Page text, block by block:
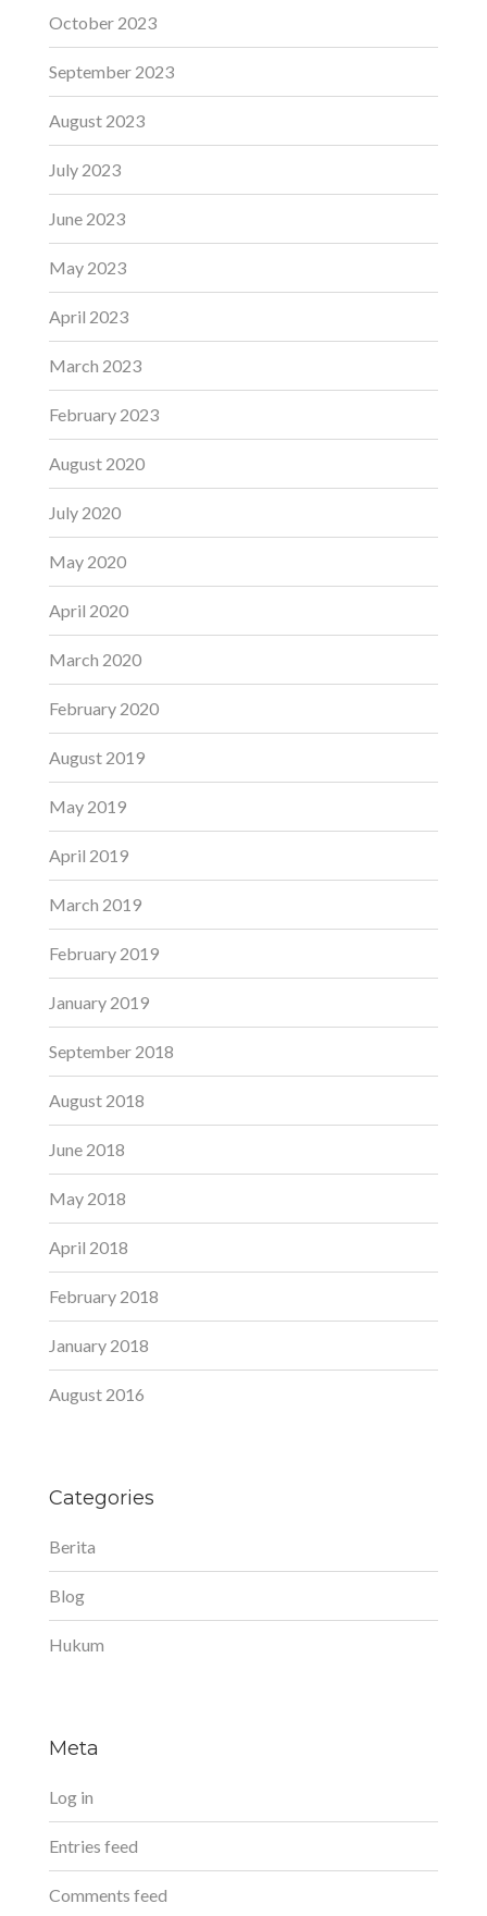
October 2023
September 2023
August 2023
July 2023
June 2023
May 2023
April 2023
March 2023
February 2023
August 2020
July 2020
May 2020
April 2020
March 2020
February 2020
August 2019
May 2019
April 2019
March 2019
February 2019
January 2019
September 2018
August 2018
June 2018
May 2018
April 2018
February 2018
January 2018
August 2016
Categories
Berita
Blog
Hukum
Meta
Log in
Entries feed
Comments feed